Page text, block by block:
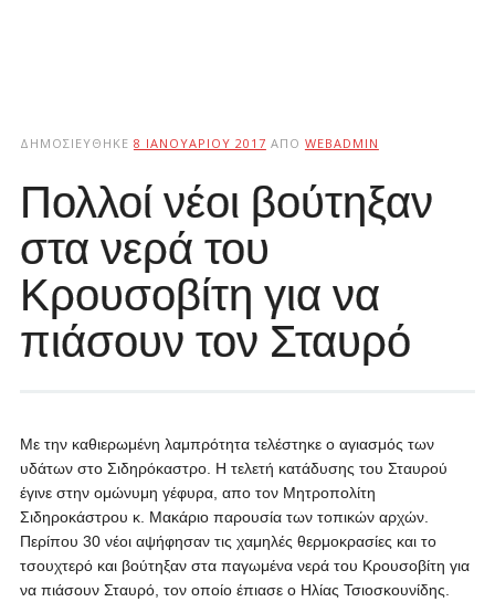
ΔΗΜΟΣΙΕΎΘΗΚΕ 8 ΙΑΝΟΥΑΡΊΟΥ 2017 ΑΠΌ WEBADMIN
Πολλοί νέοι βούτηξαν
στα νερά του
Κρουσοβίτη για να
πιάσουν τον Σταυρό
Mε την καθιερωμένη λαμπρότητα τελέστηκε ο αγιασμός των
υδάτων στο Σιδηρόκαστρο. Η τελετή κατάδυσης του Σταυρού
έγινε στην ομώνυμη γέφυρα, απο τον Μητροπολίτη
Σιδηροκάστρου κ. Μακάριο παρουσία των τοπικών αρχών.
Περίπου 30 νέοι αψήφησαν τις χαμηλές θερμοκρασίες και το
τσουχτερό και βούτηξαν στα παγωμένα νερά του Κρουσοβίτη για
να πιάσουν Σταυρό, τον οποίο έπιασε ο Ηλίας Τσιοσκουνίδης.